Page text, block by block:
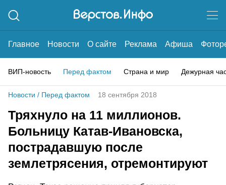
Главное Новости О сайте Реклама Афиша
ВИП-новость Перед фактом Страна и мир Дежурная
Новости / Перед фактом 18 сентября 2018
Тряхнуло на 11 миллионов.
Больницу Катав-Ивановска,
пострадавшую после
землетрясения, отремонтируют